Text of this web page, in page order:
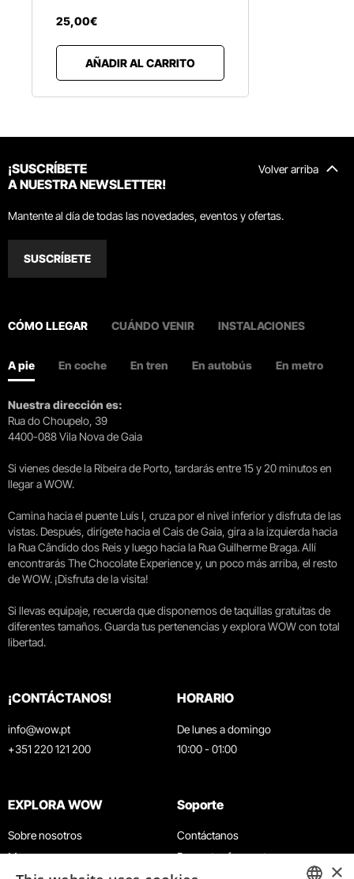
25,00€
AÑADIR AL CARRITO
Volver arriba
¡SUSCRÍBETE
A NUESTRA NEWSLETTER!
Mantente al día de todas las novedades, eventos y ofertas.
SUSCRÍBETE
CÓMO LLEGAR CUÁNDO VENIR INSTALACIONES
A pie En coche En tren En autobús En metro
Nuestra dirección es:
Rua do Choupelo, 39
4400-088 Vila Nova de Gaia
Si vienes desde la Ribeira de Porto, tardarás entre 15 y 20 minutos en
llegar a WOW.
Camina hacia el puente Luís I, cruza por el nivel inferior y disfruta de las
vistas. Después, dirígete hacia el Cais de Gaia, gira a la izquierda hacia
la Rua Cândido dos Reis y luego hacia la Rua Guilherme Braga. Allí
encontrarás The Chocolate Experience y, un poco más arriba, el resto
de WOW. ¡Disfruta de la visita!
Si llevas equipaje, recuerda que disponemos de taquillas gratuitas de
diferentes tamaños. Guarda tus pertenencias y explora WOW con total
libertad.
¡CONTÁCTANOS!
info@wow.pt
+351 220 121 200
HORARIO
De lunes a domingo
10:00 - 01:00
EXPLORA WOW
Sobre nosotros
Museos
Soporte
Contáctanos
Preguntas frecuentes
×